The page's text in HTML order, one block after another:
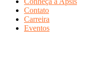
Contato
Carreira
Eventos